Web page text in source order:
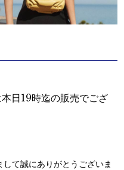
日19時迄の販売でござ
て誠にありがとうございま